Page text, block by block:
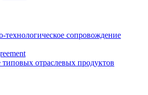
сопровождение
отраслевых продуктов